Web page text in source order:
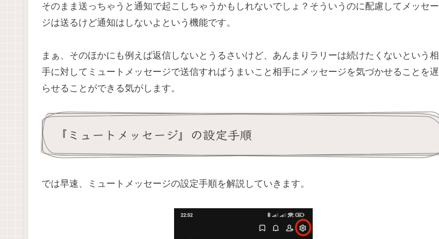
そのまま送っちゃうと通知で起こしちゃうかもしれないでしょ？そういうのに配慮してメッセー
ジは送るけど通知はしないよという機能です。
まぁ、そのほかにも例えば返信しないとうるさいけど、あんまりラリーは続けたくないという相
手に対してミュートメッセージで送信すればうまいこと相手にメッセージを気づかせることを遅
らせることができる気がします。
『ミュートメッセージ』の設定手順
では早速、ミュートメッセージの設定手順を解説していきます。